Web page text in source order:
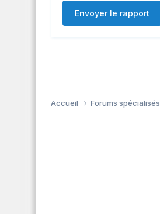
Envoyer le rapport
Accueil Forums spécialisés